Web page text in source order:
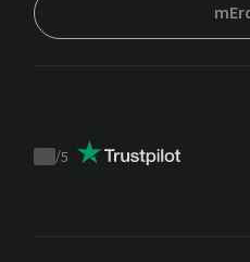
Trustpilot
/5